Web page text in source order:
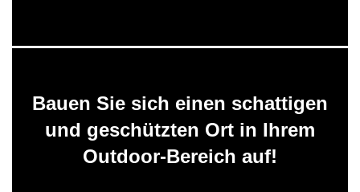
Bauen Sie sich einen schattigen
und geschützten Ort in Ihrem
Outdoor-Bereich auf!